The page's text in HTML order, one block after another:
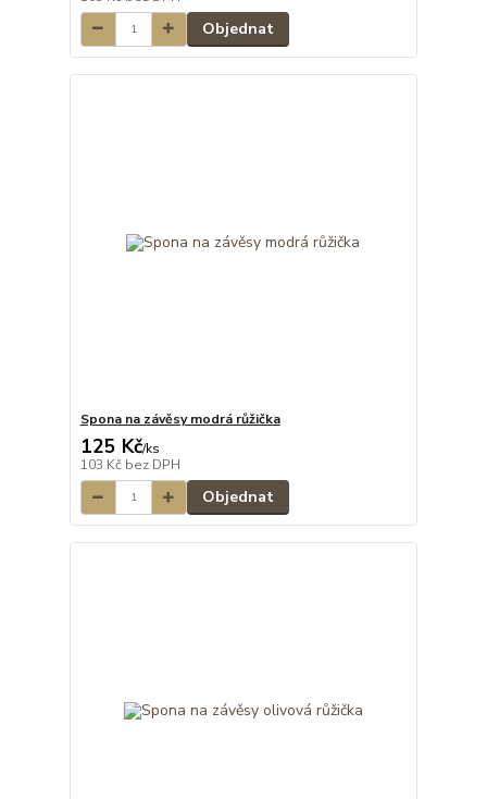
Objednat
Spona na závěsy modrá růžička
125 Kč/ks
103 Kč bez DPH
Objednat